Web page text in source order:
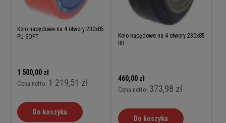
Koło napędowe na 4 otwory 230x85
PU-SOFT
1 500,00 zł
Cena netto: 1 219,51 zł
Do koszyka
Koło napędowe na 4 otwory 230x85
RB
460,00 zł
Cena netto: 373,98 zł
Do koszyka